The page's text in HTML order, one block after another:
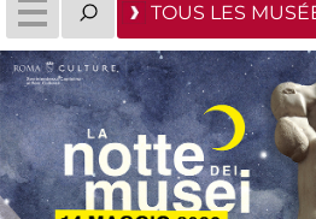
TOUS LES